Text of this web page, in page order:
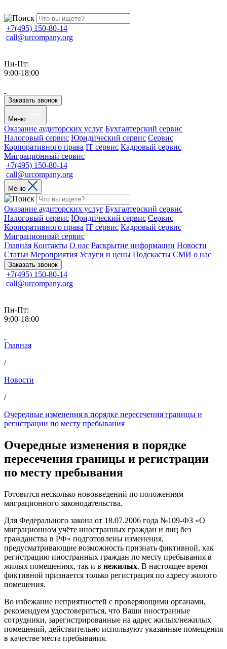
+7(495) 150-80-14
call@urcompany.org
Пн-Пт:
9:00-18:00
Заказать звонок
Меню
Оказание аудиторских услуг Бухгалтерский сервис
Налоговый сервис Юридический сервис Сервис
Корпоративного права IT сервис Кадровый сервис
Миграционный сервис
+7(495) 150-80-14
call@urcompany.org
Меню
Оказание аудиторских услуг Бухгалтерский сервис
Налоговый сервис Юридический сервис Сервис
Корпоративного права IT сервис Кадровый сервис
Миграционный сервис
Главная Контакты О нас Раскрытие информации Новости
Статьи Мероприятия Услуги и цены Подскасты СМИ о нас
Заказать звонок
+7(495) 150-80-14
call@urcompany.org
Пн-Пт:
9:00-18:00
Главная
/
Новости
/
Очередные изменения в порядке пересечения границы и
регистрации по месту пребывания
Очередные изменения в порядке
пересечения границы и регистрации
по месту пребывания
Готовится несколько нововведений по положениям
миграционного законодательства.
Для Федерального закона от 18.07.2006 года №109-ФЗ «О
миграционном учёте иностранных граждан и лиц без
гражданства в РФ» подготовлены изменения,
предусматривающие возможность признать фиктивной, как
регистрацию иностранных граждан по месту пребывания в
жилых помещениях, так и в нежилых. В настоящее время
фиктивной признается только регистрация по адресу жилого
помещения.
Во избежание неприятностей с проверяющими органами,
рекомендуем удостовериться, что Ваши иностранные
сотрудники, зарегистрированные на адрес жилых/нежилых
помещений, действительно используют указанные помещения
в качестве места пребывания.